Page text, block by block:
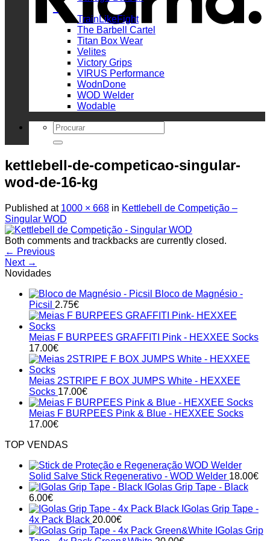
_
TrainLikeFight
The Barbell Cartel
Titan Box Wear
Velites
Victory Grips
VIRUS Performance
WodnDone
WOD Welder
Wodable
Search
for:
kettlebell-de-competicao-singular-
wod-de-16-kg
Published at 1000 × 668 in Kettlebell de Competição –
Singular WOD
Both comments and trackbacks are currently closed.
← Previous
Next →
Novidades
Bloco de Magnésio -
Picsil 2.75€
Meias F BURPEES GRAFFITI Pink - HEXXEE Socks
17.00€
Meias 2STRIPE F BOX JUMPS White - HEXXEE
Socks 17.00€
Meias F BURPEES Pink & Blue - HEXXEE Socks
17.00€
TOP VENDAS
Solid Salve Stick Regenerativo - WOD Welder 18.00€
IGolas Grip Tape - Black
6.00€
IGolas Grip Tape -
4x Pack Black 20.00€
IGolas Grip